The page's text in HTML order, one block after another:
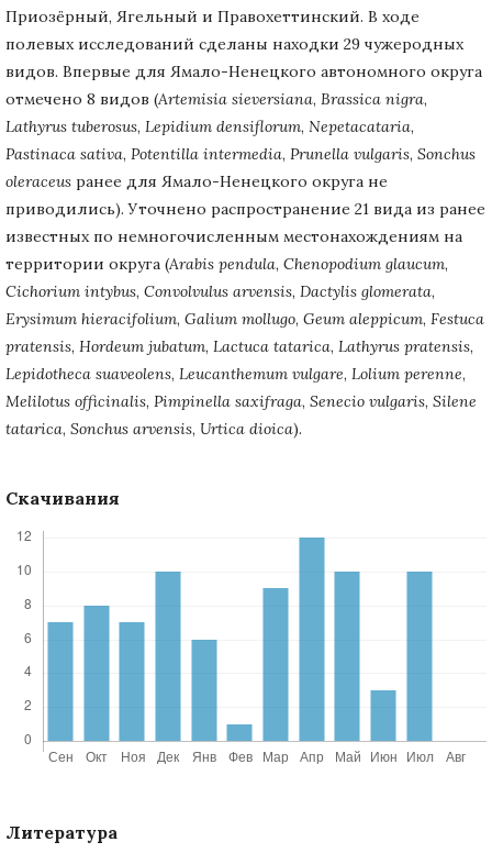
Приозёрный, Ягельный и Правохеттинский. В ходе
полевых исследований сделаны находки 29 чужеродных
видов. Впервые для Ямало-Ненецкого автономного округа
отмечено 8 видов (Artemisia sieversiana, Brassica nigra,
Lathyrus tuberosus, Lepidium densiflorum, Nepetacataria,
Pastinaca sativa, Potentilla intermedia, Prunella vulgaris, Sonchus
oleraceus ранее для Ямало-Ненецкого округа не
приводились). Уточнено распространение 21 вида из ранее
известных по немногочисленным местонахождениям на
территории округа (Arabis pendula, Chenopodium glaucum,
Cichorium intybus, Convolvulus arvensis, Dactylis glomerata,
Erysimum hieracifolium, Galium mollugo, Geum aleppicum, Festuca
pratensis, Hordeum jubatum, Lactuca tatarica, Lathyrus pratensis,
Lepidotheca suaveolens, Leucanthemum vulgare, Lolium perenne,
Melilotus officinalis, Pimpinella saxifraga, Senecio vulgaris, Silene
tatarica, Sonchus arvensis, Urtica dioica).
Скачивания
Литература